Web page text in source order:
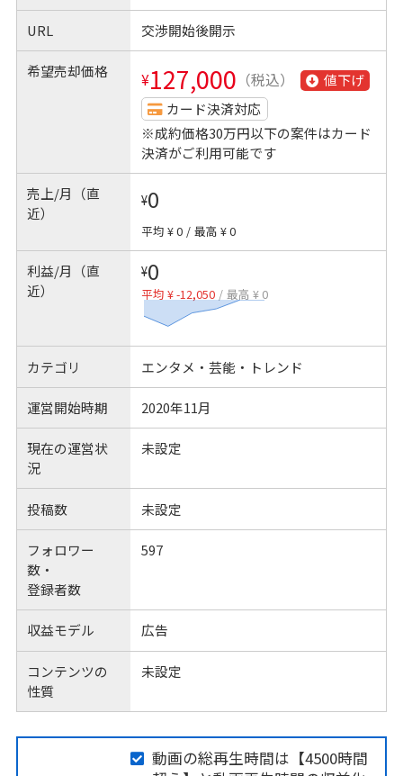
URL 交渉開始後開示
希望売却価格 ¥127,000 （税込）
値下げ
カード決済対応
※成約価格30万円以下の案件はカード
決済がご利用可能です
売上/月（直
近）
¥0
平均 ¥ 0 / 最高 ¥ 0
利益/月（直
近）
¥0
平均 ¥ -12,050 / 最高 ¥ 0
カテゴリ エンタメ・芸能・トレンド
運営開始時期 2020年11月
現在の運営状
況
未設定
投稿数 未設定
フォロワー
数・
登録者数
597
収益モデル 広告
コンテンツの
性質
未設定
動画の総再生時間は【4500時間